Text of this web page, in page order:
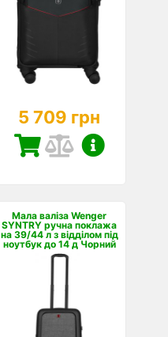
5 709 грн
Мала валіза Wenger
SYNTRY ручна поклажа
на 39/44 л з відділом під
ноутбук до 14 д Чорний